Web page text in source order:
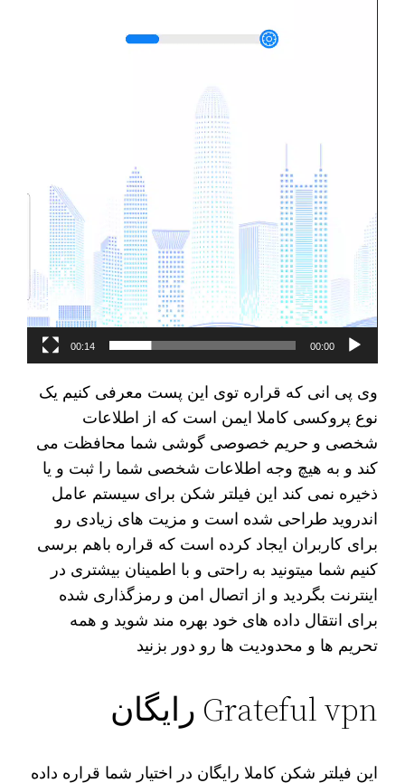
00:00
00:14
وی پی انی که قراره توی اين پست معرفی کنیم یک
نوع پروکسی کاملا ایمن است که از اطلاعات
شخصی و حریم خصوصی گوشی شما محافظت می
کند و به هیچ وجه اطلاعات شخصی شما را ثبت و یا
ذخیره نمی کند این فیلتر شکن برای سیستم عامل
اندروید طراحی شده است و مزیت های زیادی رو
برای کاربران ایجاد کرده است که قراره باهم برسی
کنیم شما میتونید به راحتی و با اطمینان بیشتری در
اینترنت بگردید و از اتصال امن و رمزگذاری شده
برای انتقال داده های خود بهره مند شوید و همه
تحریم ها و محدودیت ها رو دور بزنید
Grateful vpn رایگان
این فیلتر شکن کاملا رایگان در اختیار شما قراره داده